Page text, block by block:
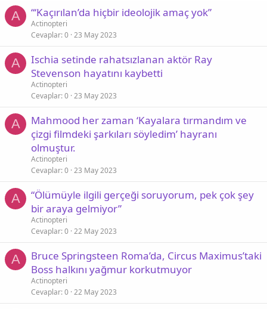
A “‘Kaçırılan’da hiçbir ideolojik amaç yok”
Actinopteri
Cevaplar 0 23 May 2023
A
Ischia setinde rahatsızlanan aktör Ray
Stevenson hayatını kaybetti
Actinopteri
Cevaplar 0 23 May 2023
A
Mahmood her zaman ‘Kayalara tırmandım ve
çizgi filmdeki şarkıları söyledim’ hayranı
olmuştur.
Actinopteri
Cevaplar 0 23 May 2023
A
“Ölümüyle ilgili gerçeği soruyorum, pek çok şey
bir araya gelmiyor”
Actinopteri
Cevaplar 0 22 May 2023
A
Bruce Springsteen Roma’da, Circus Maximus’taki
Boss halkını yağmur korkutmuyor
Actinopteri
Cevaplar 0 22 May 2023